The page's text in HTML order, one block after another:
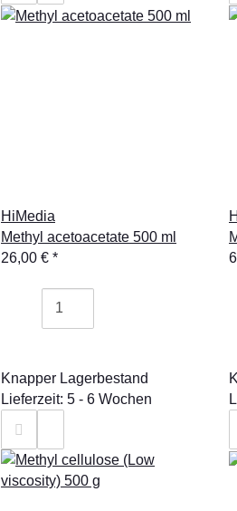
HiMedia
Methyl acetoacetate 500 ml
26,00 € *
Knapper Lagerbestand
Lieferzeit: 5 - 6 Wochen